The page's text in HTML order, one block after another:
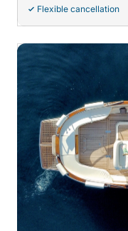
Flexible cancellation